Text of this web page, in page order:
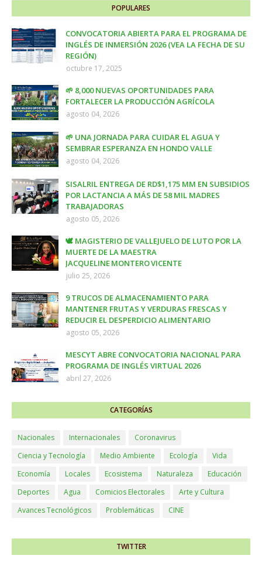
POPULARES
CONVOCATORIA ABIERTA PARA EL PROGRAMA DE
INGLÉS DE INMERSIÓN 2026 (VEA LA FECHA DE SU
REGIÓN)
octubre 17, 2025
🌱 8,000 NUEVAS OPORTUNIDADES PARA
FORTALECER LA PRODUCCIÓN AGRÍCOLA
agosto 04, 2026
🌱 UNA JORNADA PARA CUIDAR EL AGUA Y
SEMBRAR ESPERANZA EN HONDO VALLE
agosto 04, 2026
SISALRIL ENTREGA DE RD$1,175 MM EN SUBSIDIOS
POR LACTANCIA A MÁS DE 58 MIL MADRES
TRABAJADORAS
agosto 05, 2026
🕊️ MAGISTERIO DE VALLEJUELO DE LUTO POR LA
MUERTE DE LA MAESTRA
JACQUELINE MONTERO VICENTE
julio 25, 2026
9 TRUCOS DE ALMACENAMIENTO PARA
MANTENER FRUTAS Y VERDURAS FRESCAS Y
REDUCIR EL DESPERDICIO ALIMENTARIO
agosto 05, 2026
MESCYT ABRE CONVOCATORIA NACIONAL PARA
PROGRAMA DE INGLÉS VIRTUAL 2026
abril 27, 2026
CATEGORÍAS
Nacionales Internacionales
Coronavirus
Ciencia y Tecnología
Medio Ambiente Ecología
Vida
Economía
Locales Ecosistema Naturaleza
Educación
Deportes
Agua Comicios Electorales
Arte y Cultura
Avances Tecnológicos
Problemáticas CINE
TWITTER